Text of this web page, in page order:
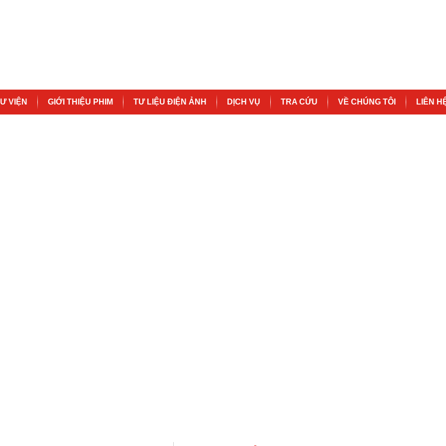
VIỆN GIỚI THIỆU PHIM TƯ LIỆU ĐIỆN ẢNH DỊCH VỤ TRA CỨU VỀ CHÚNG TÔI LIÊN